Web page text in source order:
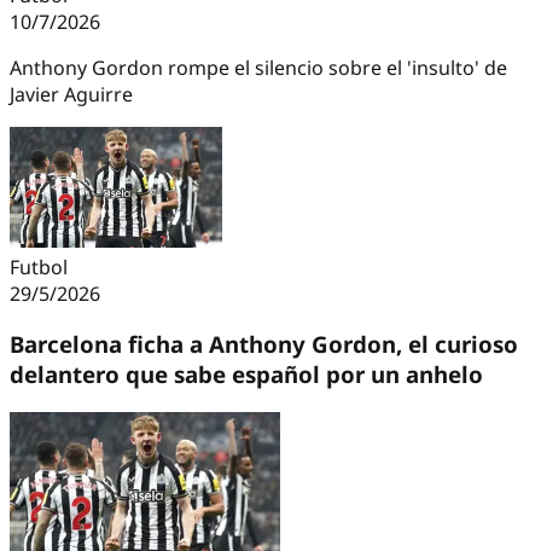
10/7/2026
Anthony Gordon rompe el silencio sobre el 'insulto' de
Javier Aguirre
Futbol
29/5/2026
Barcelona ficha a Anthony Gordon, el curioso
delantero que sabe español por un anhelo